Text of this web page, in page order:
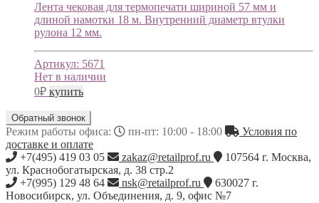
Лента чековая для термопечати шириной 57 мм и
длиной намотки 18 м. Внутренний диаметр втулки
рулона 12 мм.
Артикул: 5671
Нет в наличии
0₽ купить
Обратный звонок
Режим работы офиса: пн-пт: 10:00 - 18:00
Условия по
доставке и оплате
+7(495) 419 03 05
zakaz@retailprof.ru 107564 г. Москва,
ул. Краснобогатырская, д. 38 стр.2
+7(995) 129 48 64
nsk@retailprof.ru 630027 г.
Новосибирск, ул. Объединения, д. 9, офис №7